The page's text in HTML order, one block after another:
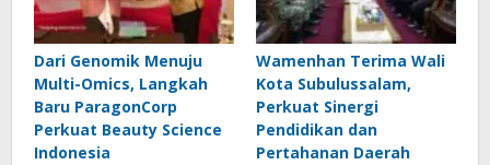
Dari Genomik Menuju
Multi-Omics, Langkah
Baru ParagonCorp
Perkuat Beauty Science
Indonesia
Wamenhan Terima Wali
Kota Subulussalam,
Perkuat Sinergi
Pendidikan dan
Pertahanan Daerah